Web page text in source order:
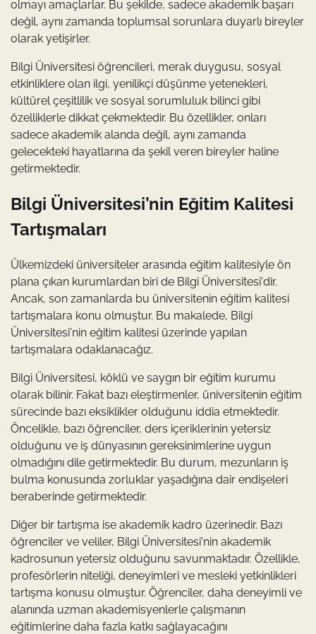
olmayı amaçlarlar. Bu şekilde, sadece akademik başarı
değil, aynı zamanda toplumsal sorunlara duyarlı bireyler
olarak yetişirler.
Bilgi Üniversitesi öğrencileri, merak duygusu, sosyal
etkinliklere olan ilgi, yenilikçi düşünme yetenekleri,
kültürel çeşitlilik ve sosyal sorumluluk bilinci gibi
özelliklerle dikkat çekmektedir. Bu özellikler, onları
sadece akademik alanda değil, aynı zamanda
gelecekteki hayatlarına da şekil veren bireyler haline
getirmektedir.
Bilgi Üniversitesi’nin Eğitim Kalitesi
Tartışmaları
Ülkemizdeki üniversiteler arasında eğitim kalitesiyle ön
plana çıkan kurumlardan biri de Bilgi Üniversitesi'dir.
Ancak, son zamanlarda bu üniversitenin eğitim kalitesi
tartışmalara konu olmuştur. Bu makalede, Bilgi
Üniversitesi'nin eğitim kalitesi üzerinde yapılan
tartışmalara odaklanacağız.
Bilgi Üniversitesi, köklü ve saygın bir eğitim kurumu
olarak bilinir. Fakat bazı eleştirmenler, üniversitenin eğitim
sürecinde bazı eksiklikler olduğunu iddia etmektedir.
Öncelikle, bazı öğrenciler, ders içeriklerinin yetersiz
olduğunu ve iş dünyasının gereksinimlerine uygun
olmadığını dile getirmektedir. Bu durum, mezunların iş
bulma konusunda zorluklar yaşadığına dair endişeleri
beraberinde getirmektedir.
Diğer bir tartışma ise akademik kadro üzerinedir. Bazı
öğrenciler ve veliler, Bilgi Üniversitesi'nin akademik
kadrosunun yetersiz olduğunu savunmaktadır. Özellikle,
profesörlerin niteliği, deneyimleri ve mesleki yetkinlikleri
tartışma konusu olmuştur. Öğrenciler, daha deneyimli ve
alanında uzman akademisyenlerle çalışmanın
eğitimlerine daha fazla katkı sağlayacağını